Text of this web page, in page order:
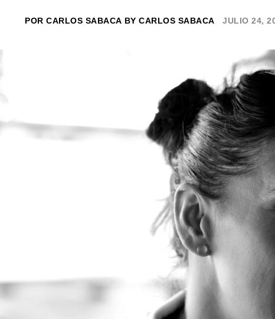
POR CARLOS SABACA BY CARLOS SABACA JULIO 24,